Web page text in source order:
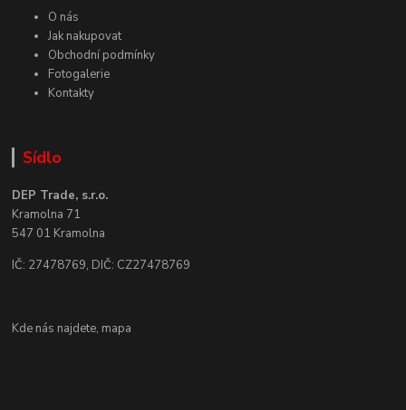
O nás
Jak nakupovat
Obchodní podmínky
Fotogalerie
Kontakty
Sídlo
DEP Trade, s.r.o.
Kramolna 71
547 01 Kramolna
IČ: 27478769, DIČ: CZ27478769
Kde nás najdete, mapa